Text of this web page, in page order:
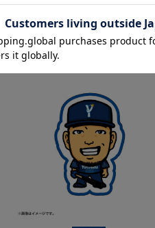
防水ケース/DB.スターマン
¥2,200